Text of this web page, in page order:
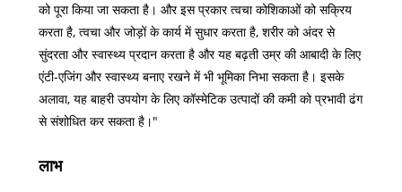
को पूरा किया जा सकता है। और इस प्रकार त्वचा कोशिकाओं को सक्रिय
करता है, त्वचा और जोड़ों के कार्य में सुधार करता है, शरीर को अंदर से
सुंदरता और स्वास्थ्य प्रदान करता है और यह बढ़ती उम्र की आबादी के लिए
एंटी-एजिंग और स्वास्थ्य बनाए रखने में भी भूमिका निभा सकता है। इसके
अलावा, यह बाहरी उपयोग के लिए कॉस्मेटिक उत्पादों की कमी को प्रभावी ढंग
से संशोधित कर सकता है।"
लाभ